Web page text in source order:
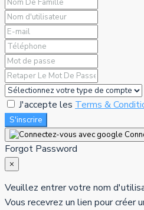
J'accepte les Terms &
S'inscrire
Forgot Password
×
Veuillez entrer votre nom
Vous recevrez un lien pour créer